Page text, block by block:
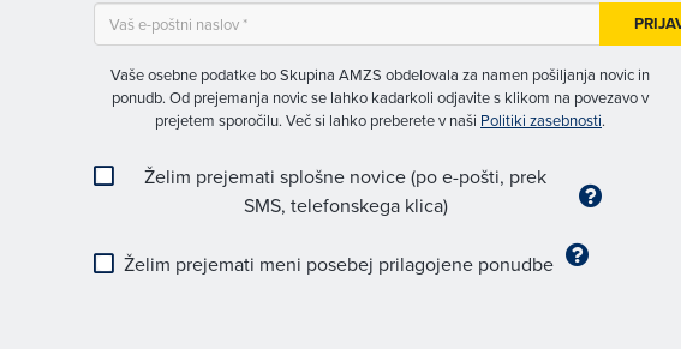
Vaše osebne podatke bo Skupina AMZS obdelovala za namen pošiljanja novic in
ponudb. Od prejemanja novic se lahko kadarkoli odjavite s klikom na povezavo v
prejetem sporočilu. Več si lahko preberete v naši Politiki zasebnosti.
Želim prejemati splošne novice (po e-pošti, prek
SMS, telefonskega klica)
Želim prejemati meni posebej prilagojene ponudbe